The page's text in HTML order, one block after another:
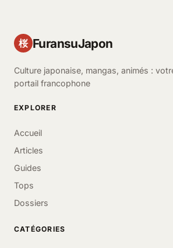
桜 FuransuJapon
Culture japonaise, mangas, animés :
portail francophone
EXPLORER
Accueil
Articles
Guides
Tops
Dossiers
CATÉGORIES